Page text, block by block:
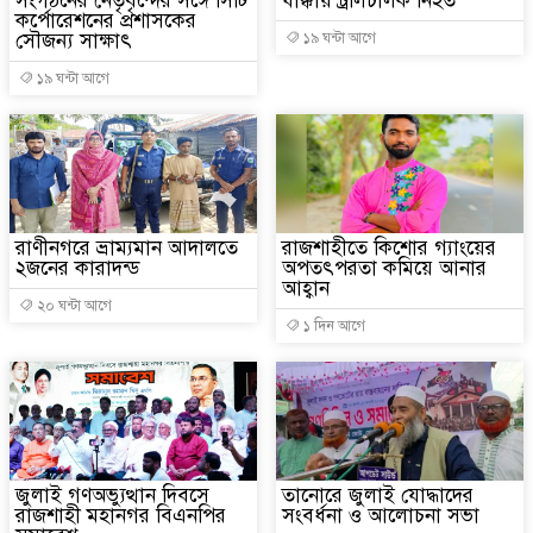
কর্পোরেশনের প্রশাসকের
সৌজন্য সাক্ষাৎ
১৯ ঘন্টা আগে
১৯ ঘন্টা আগে
রাণীনগরে ভ্রাম্যমান আদালতে
২জনের কারাদন্ড
২০ ঘন্টা আগে
রাজশাহীতে কিশোর গ্যাংয়ের
অপতৎপরতা কমিয়ে আনার
আহ্বান
১ দিন আগে
জুলাই গণঅভ্যুত্থান দিবসে
রাজশাহী মহানগর বিএনপির
তানোরে জুলাই যোদ্ধাদের
সংবর্ধনা ও আলোচনা সভা